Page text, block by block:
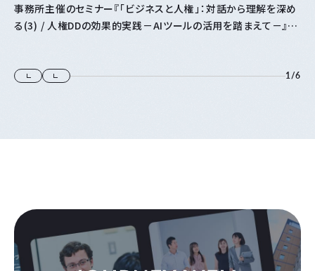
事務所主催のセミナー『「⁠ビジネスと人権⁠」⁠：対話から理解を深め
る(3) / 人権DDの効果的実践－AIツールの活用を踏まえて－』に
1/6